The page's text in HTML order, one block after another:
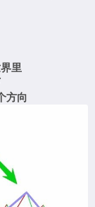
里
方向